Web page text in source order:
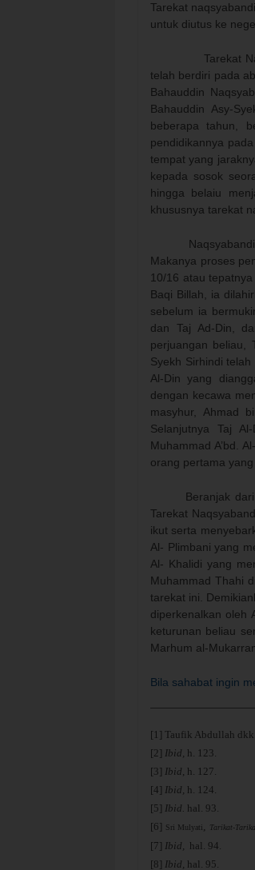
Tarekat
untuk diutus ke
Tarekat
telah berdiri pada
Bahauddin
Bahauddin Asy-
beberapa tahun,
pendidikannya
tempat yang
kepada sosok
hingga belaiu
khususnya tarekat
Makanya proses
10/16 atau
Baqi Billah, ia
sebelum ia
dan Taj Ad-Din,
perjuangan beliau,
Syekh Sirhindi
Al-Din yang
dengan kecawa
masyhur, Ahmad
Selanjutnya Taj
Muhammad A’bd.
orang pertama
Beranjak
Tarekat
ikut serta
Al- Plimbani yang
Al- Khalidi yang
Muhammad Thahi
tarekat ini.
diperkenalkan oleh
keturunan beliau
Marhum al-
Bila sahabat ingin
[1] Taufik Abdullah dkk.
[2] Ibid, h. 123.
[3] Ibid, h. 127.
[4] Ibid, h. 124.
[5] Ibid. hal. 93.
[6] Sri Mulyati, Tarikat-
[7] Ibid, hal. 94.
[8] Ibid, hal. 95.